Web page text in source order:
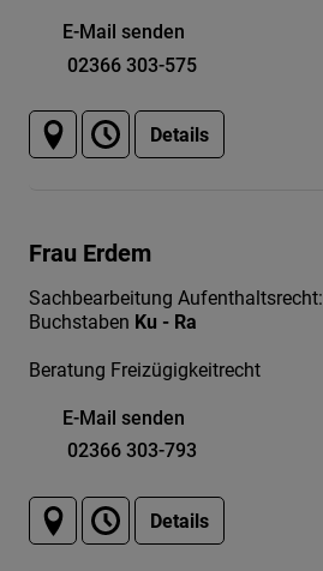
E-Mail senden
02366 303-575
Details
Frau Erdem
Sachbearbeitung Aufenthaltsrecht:
Buchstaben Ku - Ra
Beratung Freizügigkeitrecht
E-Mail senden
02366 303-793
Details